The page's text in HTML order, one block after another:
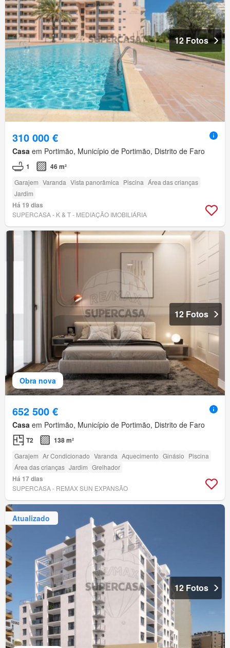
12 Fotos
310 000 €
Casa em Portimão, Município de Portimão, Distrito de Faro
1 46 m²
Garajem Varanda Vista panorâmica Piscina Área das crianças
Jardim
Há 19 dias
SUPERCASA - K & T - MEDIAÇÃO IMOBILIÁRIA
Obra nova
12 Fotos
652 500 €
Casa em Portimão, Município de Portimão, Distrito de Faro
T2 138 m²
Garajem Ar Condicionado Varanda Aquecimento Ginásio Piscina
Área das crianças Jardim Grelhador
Há 17 dias
SUPERCASA - REMAX SUN EXPANSÃO
Atualizado
12 Fotos